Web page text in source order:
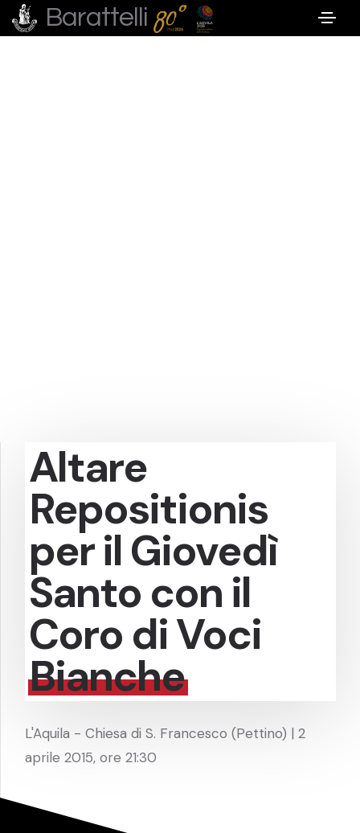
Barattelli
Altare
Repositionis
per il Giovedì
Santo con il
Coro di Voci
Bianche
L'Aquila - Chiesa di S. Francesco (Pettino) | 2
aprile 2015, ore 21:30